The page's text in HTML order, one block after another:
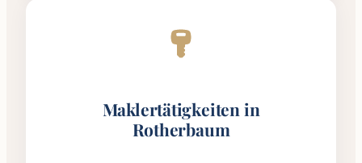
Maklertätigkeiten in
Rotherbaum